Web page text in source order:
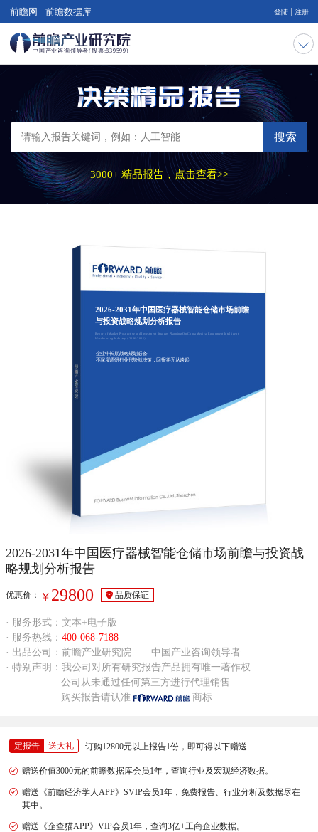
前瞻网 前瞻数据库 登陆 注册
搜索
3000+ 精品报告，点击查看>>
2026-2031年中国医疗器械智能仓储市场前瞻
与投资战略规划分析报告
Report of Market Prospective and Investment Strategy Planning On China Medical Equipment Intelligent
Warehousing Industry（2026-2031）
企业中长期战略规划必备
不深度调研行业形势就决策，回报将无从谈起
2026-2031年中国医疗器械智能仓储市场前瞻与投资战
略规划分析报告
优惠价： ￥ 29800 品质保证
· 服务形式：文本+电子版
· 服务热线： 400-068-7188
· 出品公司：前瞻产业研究院——中国产业咨询领导者
· 特别声明：我公司对所有研究报告产品拥有唯一著作权
公司从未通过任何第三方进行代理销售
购买报告请认准
商标
定报告 送大礼 订购12800元以上报告1份，即可得以下赠送
赠送价值3000元的前瞻数据库会员1年，查询行业及宏观经济数据。
赠送《前瞻经济学人APP》SVIP会员1年，免费报告、行业分析及数据尽在
其中。
赠送《企查猫APP》VIP会员1年，查询3亿+工商企业数据。